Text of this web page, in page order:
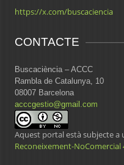
https://x.com/buscaciencia
CONTACTE
Buscaciència – ACCC
Rambla de Catalunya, 10
08007 Barcelona
acccgestio@gmail.com
Aquest portal està subjecte a
Reconeixement-